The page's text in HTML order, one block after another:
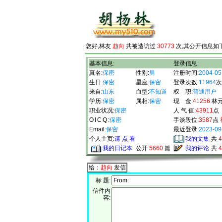
您好,林友 趋向 共被造访过 30773 次,其公开信息如
基本信息:
登录信息:
真名:保密 性别:男 注册时间:2004-
生日:保密 星座:保密 登录次数:11964次
来自:山东 血型:不知道 权 职:普通用户
学历:保密 属相:保密 现 金:41256 林
职业状况:保密 人 气 值:43911点
OICQ :保密 手谈段位:3587点
Email:保密 最近登录:2023-
个人主页:请 点 看 我的文集 共
我的日记本 公开 5660 篇 我的评论 共
给： 趋向 发信
标 题:
信件内
容: